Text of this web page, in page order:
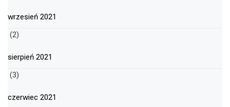
wrzesień 2021
(2)
sierpień 2021
(3)
czerwiec 2021